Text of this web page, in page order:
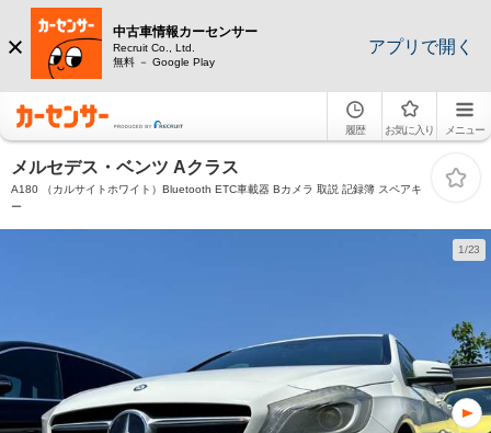
中古車情報カーセンサー
Recruit Co., Ltd.
無料 － Google Play
アプリで開く
履歴 お気に入り メニュー
メルセデス・ベンツ Aクラス
A180 （カルサイトホワイト）Bluetooth ETC車載器 Bカメラ 取説 記録簿 スペアキ
ー
1/23